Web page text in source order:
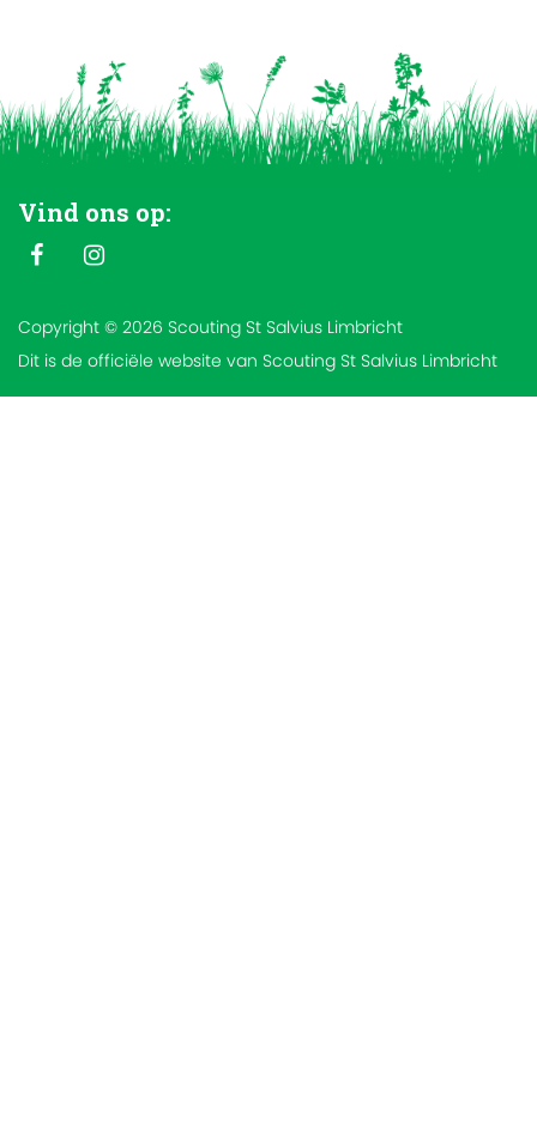
Vind ons op:
Copyright © 2026 Scouting St Salvius Limbricht
Dit is de officiële website van Scouting St Salvius Limbricht